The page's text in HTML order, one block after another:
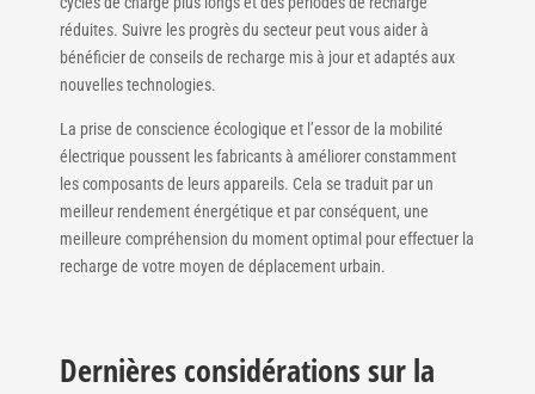
réduites. Suivre les progrès du secteur peut vous aider à
bénéficier de conseils de recharge mis à jour et adaptés aux
nouvelles technologies.
La prise de conscience écologique et l’essor de la mobilité
électrique poussent les fabricants à améliorer constamment
les composants de leurs appareils. Cela se traduit par un
meilleur rendement énergétique et par conséquent, une
meilleure compréhension du moment optimal pour effectuer la
recharge de votre moyen de déplacement urbain.
Dernières considérations sur la